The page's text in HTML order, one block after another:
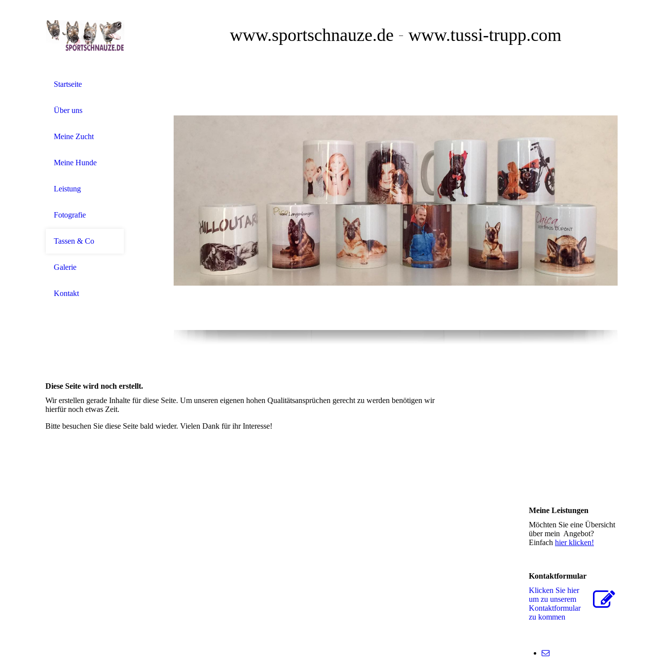
www.sportschnauze.de – www.tussi-trupp.com
Startseite
Über uns
Meine Zucht
Meine Hunde
Leistung
Fotografie
Tassen & Co
Galerie
Kontakt
Diese Seite wird noch erstellt.
Wir erstellen gerade Inhalte für diese Seite. Um unseren eigenen hohen Qualitätsansprüchen gerecht zu werden benötigen wir
hierfür noch etwas Zeit.
Bitte besuchen Sie diese Seite bald wieder. Vielen Dank für ihr Interesse!
Meine Leistungen
Möchten Sie eine Übersicht
über mein Angebot?
Einfach hier klicken!
Kontaktformular
Klicken Sie hier
um zu unserem
Kon­takt­for­mu­lar
zu kommen